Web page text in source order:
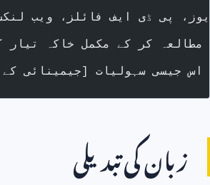
پی ڈی ایف فائلز، ویب
زبان کی تبدیلی